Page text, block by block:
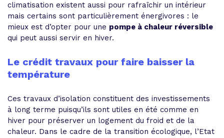
climatisation existent aussi pour rafraîchir un intérieur
mais certains sont particulièrement énergivores : le
mieux est d’opter pour une pompe à chaleur réversible
qui peut aussi servir en hiver.
Le crédit travaux pour faire baisser la
température
Ces travaux d’isolation constituent des investissements
à long terme puisqu’ils sont utiles en été comme en
hiver pour préserver un logement du froid et de la
chaleur. Dans le cadre de la transition écologique, l’Etat